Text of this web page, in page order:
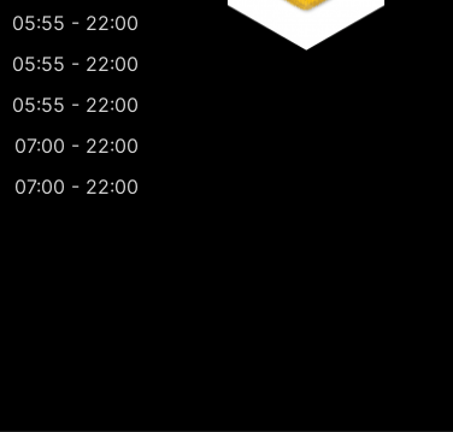
05:55 - 22:00
05:55 - 22:00
05:55 - 22:00
07:00 - 22:00
07:00 - 22:00